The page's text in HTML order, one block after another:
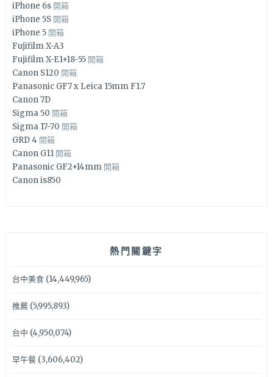
iPhone 6s 開箱
iPhone 5S 開箱
iPhone 5 開箱
Fujifilm X-A3
Fujifilm X-E1+18-55 開箱
Canon S120 開箱
Panasonic GF7 x Leica 15mm F1.7
Canon 7D
Sigma 50 開箱
Sigma 17-70 開箱
GRD 4 開箱
Canon G11 開箱
Panasonic GF2+14mm 開箱
Canon is850
熱門關鍵字
台中美食(14,449,965)
推薦(5,995,893)
台中 (4,950,074)
早午餐(3,606,402)